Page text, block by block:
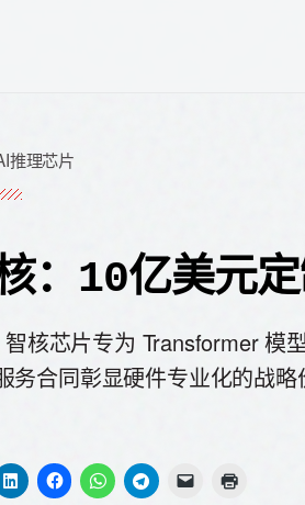
推理芯片
：10亿美元
智核芯片专为 Transformer 模
务合同彰显硬件专业化的战略